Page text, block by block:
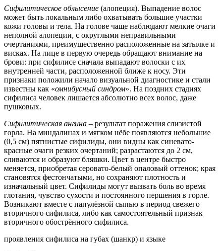
Сифилитическое облысение (алопеция). Выпадение волос
может быть локальным либо охватывать большие участки
кожи головы и тела. На голове чаще наблюдают мелкие очаги
неполной алопеции, с округлыми неправильными
очертаниями, преимущественно расположенные на затылке и
висках. На лице в первую очередь обращают внимание на
брови: при сифилисе сначала выпадают волоски с их
внутренней части, расположенной ближе к носу. Эти
признаки положили начало визуальной диагностике и стали
известны как «омнибусный синдром». На поздних стадиях
сифилиса человек лишается абсолютно всех волос, даже
пушковых.
Сифилитическая ангина – результат поражения слизистой
горла. На миндалинах и мягком нёбе появляются небольшие
(0,5 см) пятнистые сифилиды, они видны как синевато-
красные очаги резких очертаний; разрастаются до 2 см,
сливаются и образуют бляшки. Цвет в центре быстро
меняется, приобретая серовато-белый опаловый оттенок; края
становятся фестончатыми, но сохраняют плотность и
изначальный цвет. Сифилиды могут вызвать боль во время
глотания, чувство сухости и постоянного першения в горле.
Возникают вместе с папулёзной сыпью в период свежего
вторичного сифилиса, либо как самостоятельный признак
вторичного обострённого сифилиса.
проявления сифилиса на губах (шанкр) и языке